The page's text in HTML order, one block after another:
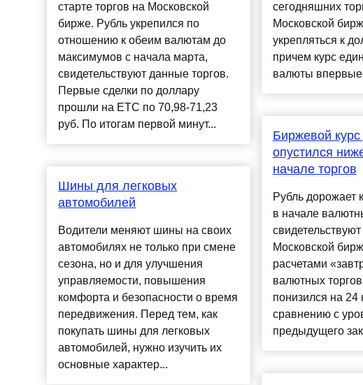
старте торгов на Московской
бирже. Рубль укрепился по
отношению к обеим валютам до
максимумов с начала марта,
свидетельствуют данные торгов.
Первые сделки по доллару
прошли на ЕТС по 70,98-71,23
руб. По итогам первой минут...
Шины для легковых
автомобилей
Водители меняют шины на своих
автомобилях не только при смене
сезона, но и для улучшения
управляемости, повышения
комфорта и безопасности о время
передвижения. Перед тем, как
покупать шины для легковых
автомобилей, нужно изучить их
основные характер...
сегодняшних
Московской
укрепляться к
причем курс
валюты
Биржевой
опустился
начале торгов
Рубль дорожает
в начале
Московской
расчетами
валютных
понизился на 24
сравнению с
предыдущего